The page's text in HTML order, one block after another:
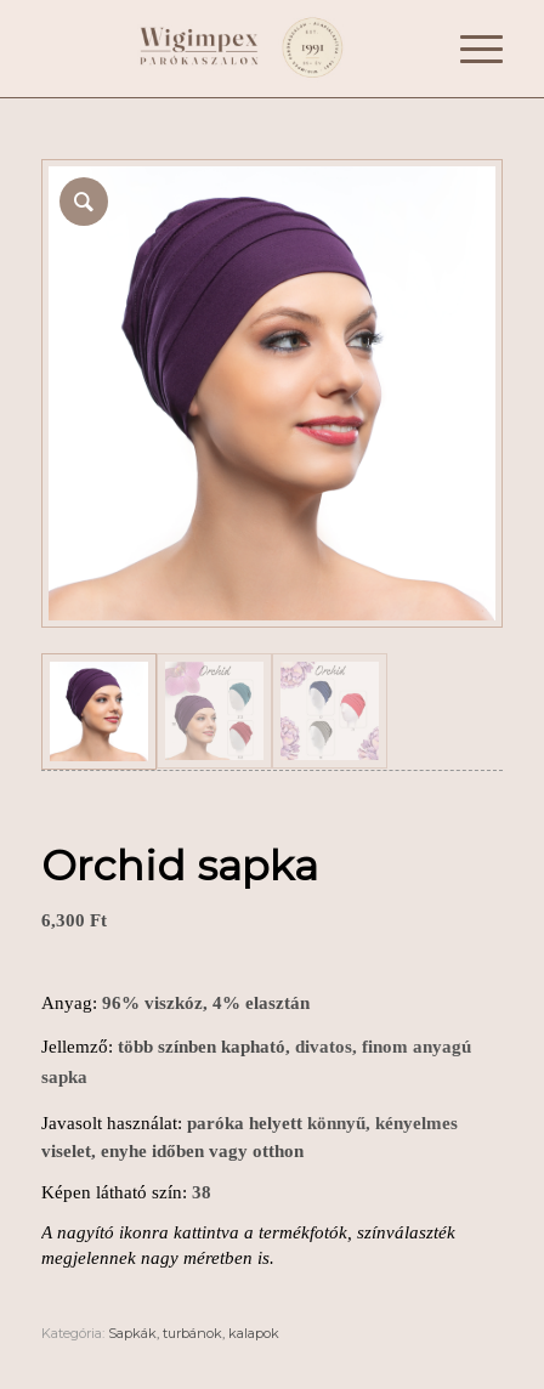
Orchid sapka
6,300 Ft
Anyag: 96% viszkóz, 4% elasztán
Jellemző: több színben kapható, divatos, finom anyagú
sapka
Javasolt használat: paróka helyett könnyű, kényelmes
viselet, enyhe időben vagy otthon
Képen látható szín: 38
A nagyító ikonra kattintva a termékfotók, színválaszték
megjelennek nagy méretben is.
Kategória: Sapkák, turbánok, kalapok